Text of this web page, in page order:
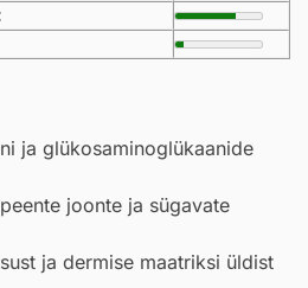
ja glükosaminoglükaanide
joonte ja sügavate
ja dermise maatriksi üldist